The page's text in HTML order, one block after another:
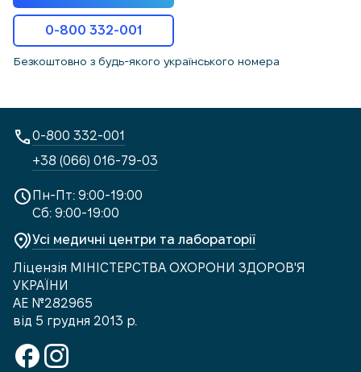
0-800 332-001
Безкоштовно з будь-якого українського номера
Пн-Пт: 9:00-19:00
Сб: 9:00-19:00
Усі медичні центри та лабораторії
Ліцензія МІНІСТЕРСТВА ОХОРОНИ ЗДОРОВ'Я
УКРАЇНИ
АЕ №282965
від 5 грудня 2013 р.
0-800 332-001
+38 (066) 016-79-03